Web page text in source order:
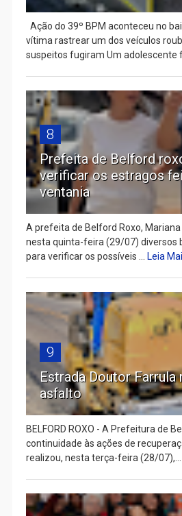
Ação do 39º BPM aconteceu no
vítima rastrear um dos veículos
suspeitos fugiram Um adolescente
8
Prefeita de Belford
verificar os estragos
ventania
A prefeita de Belford Roxo,
nesta quinta-feira (29/07) diversos
para verificar os possíveis ... Leia
9
Estrada Doutor Farrula
asfalto
BELFORD ROXO - A Prefeitura de
continuidade às ações de
realizou, nesta terça-feira (28/07),...